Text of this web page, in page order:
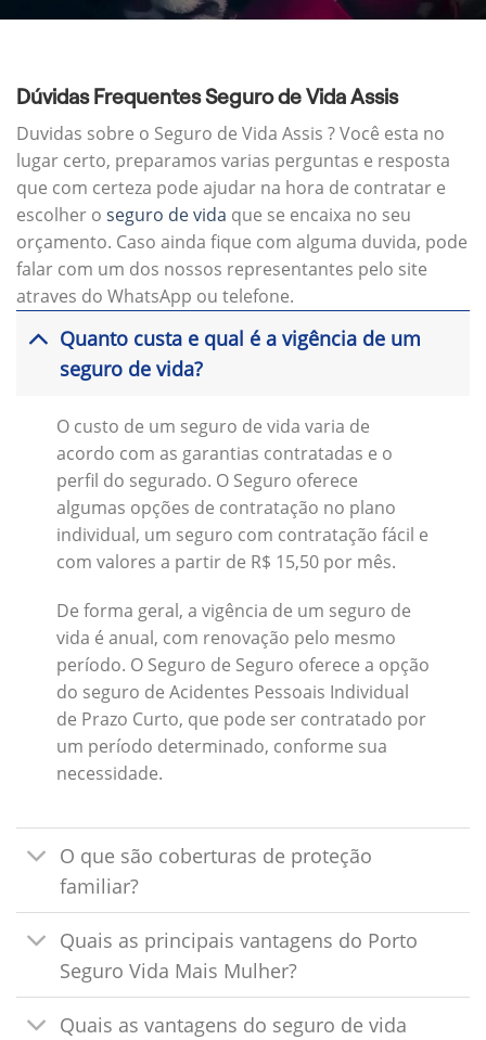
Dúvidas Frequentes Seguro de Vida Assis
Duvidas sobre o Seguro de Vida Assis ? Você esta no
lugar certo, preparamos varias perguntas e resposta
que com certeza pode ajudar na hora de contratar e
escolher o seguro de vida que se encaixa no seu
orçamento. Caso ainda fique com alguma duvida, pode
falar com um dos nossos representantes pelo site
atraves do WhatsApp ou telefone.
Quanto custa e qual é a vigência de um
seguro de vida?
O custo de um seguro de vida varia de
acordo com as garantias contratadas e o
perfil do segurado. O Seguro oferece
algumas opções de contratação no plano
individual, um seguro com contratação fácil e
com valores a partir de R$ 15,50 por mês.
De forma geral, a vigência de um seguro de
vida é anual, com renovação pelo mesmo
período. O Seguro de Seguro oferece a opção
do seguro de Acidentes Pessoais Individual
de Prazo Curto, que pode ser contratado por
um período determinado, conforme sua
necessidade.
O que são coberturas de proteção
familiar?
Quais as principais vantagens do Porto
Seguro Vida Mais Mulher?
Quais as vantagens do seguro de vida